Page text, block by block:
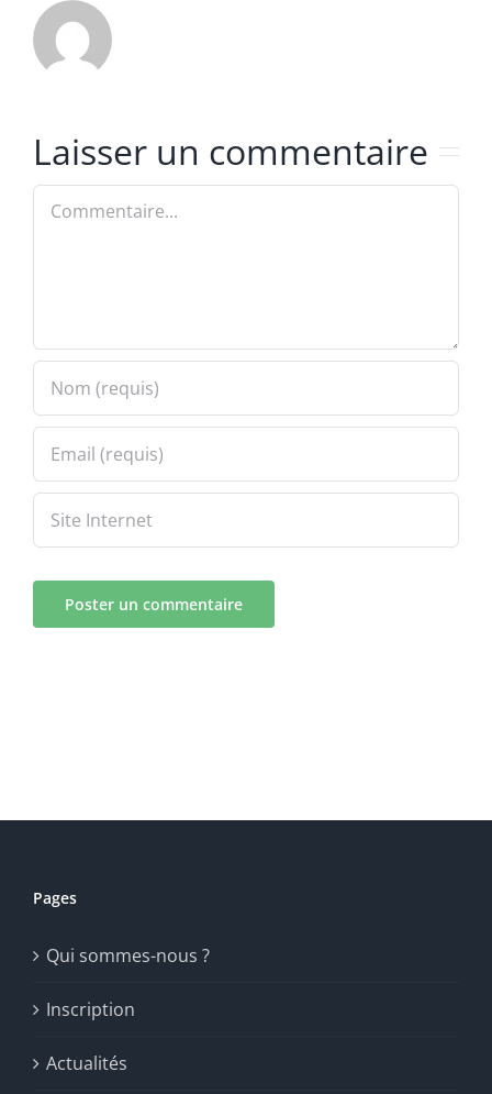
Laisser un commentaire
Commentaire
Pages
Qui sommes-nous ?
Inscription
Actualités